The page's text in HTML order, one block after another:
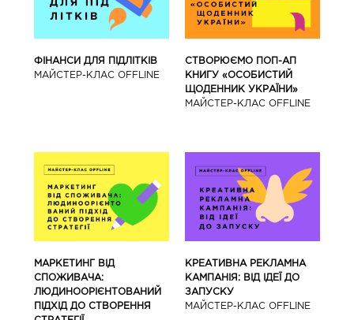
ФІНАНСИ ДЛЯ ПІДЛІТКІВ
МАЙCТЕР-КЛАС OFFLINE
СТВОРЮЄМО ПОП-АП
КНИГУ «ОСОБИСТИЙ
ЩОДЕННИК УКРАЇНИ»
МАЙCТЕР-КЛАС OFFLINE
МАРКЕТИНГ ВІД
СПОЖИВАЧА:
ЛЮДИНООРІЄНТОВАНИЙ
ПІДХІД ДО СТВОРЕННЯ
КРЕАТИВНА РЕКЛАМНА
КАМПАНІЯ: ВІД ІДЕЇ ДО
ЗАПУСКУ
МАЙCТЕР-КЛАС OFFLINE